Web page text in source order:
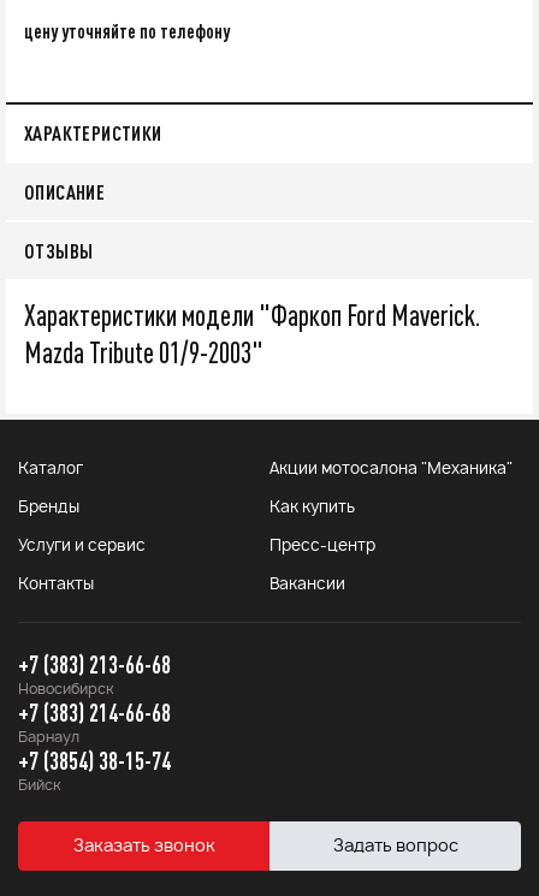
цену уточняйте по телефону
ХАРАКТЕРИСТИКИ
ОПИСАНИЕ
ОТЗЫВЫ
Характеристики модели "Фаркоп Ford Maverick.
Mazda Tribute 01/9-2003"
Каталог Акции мотосалона "Механика"
Бренды Как купить
Услуги и сервис Пресс-центр
Контакты Вакансии
+7 (383) 213-66-68
Новосибирск
+7 (383) 214-66-68
Барнаул
+7 (3854) 38-15-74
Бийск
Заказать звонок Задать вопрос